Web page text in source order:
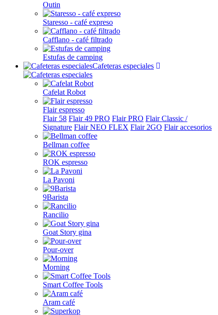
Outin
Staresso - café expreso
Cafflano - café filtrado
Estufas de camping
Cafeteras especiales
Cafelat Robot
Flair espresso
Flair 58 Flair 49 PRO Flair PRO Flair Classic /
Signature Flair NEO FLEX Flair 2GO Flair accesorios
Bellman coffee
ROK espresso
La Pavoni
9Barista
Rancilio
Goat Story gina
Pour-over
Morning
Smart Coffee Tools
Aram café